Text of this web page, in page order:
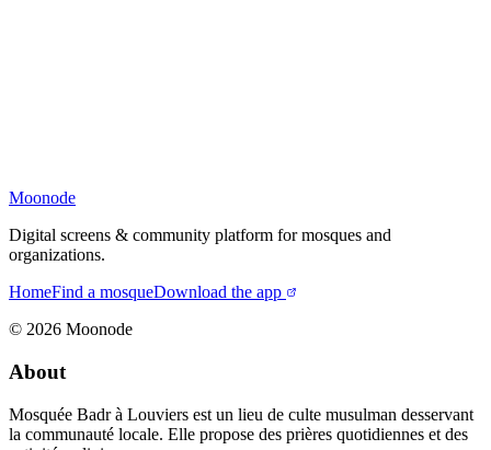
Moonode
Digital screens & community platform for mosques and
organizations.
HomeFind a mosqueDownload the app
© 2026 Moonode
About
Mosquée Badr à Louviers est un lieu de culte musulman desservant
la communauté locale. Elle propose des prières quotidiennes et des